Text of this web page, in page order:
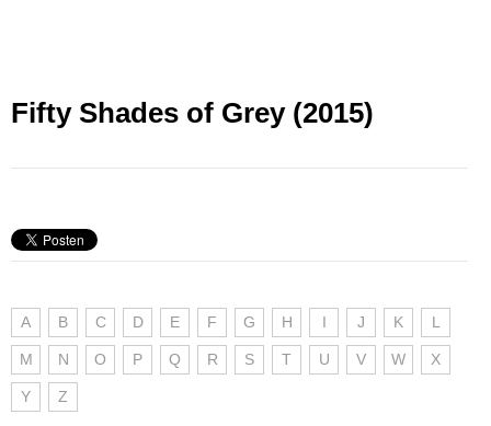
Fifty Shades of Grey (2015)
A B C D E F G H I J K L
M N O P Q R S T U V W X
Y Z